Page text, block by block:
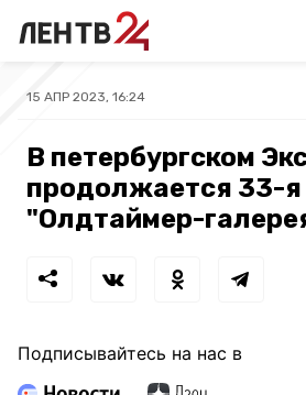
15 АПР 2023, 16:24
В петербургском
продолжается 33-я
"Олдтаймер-
Подписывайтесь на нас в